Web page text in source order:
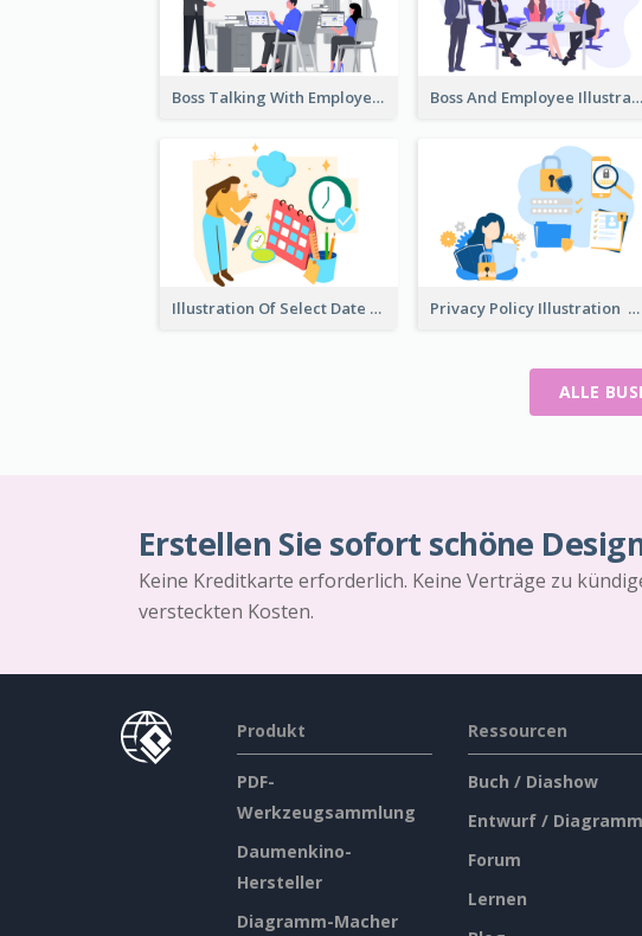
Boss Talking With Employee Illustration Boss And Employee Illustration
Illustration Of Select Date & Time Privacy Policy Illustration
ALLE
Erstellen Sie sofort schöne
Keine Kreditkarte erforderlich. Keine Verträge zu
versteckten Kosten.
Produkt
PDF-
Werkzeugsammlung
Daumenkino-
Hersteller
Diagramm-Macher
Ressourcen
Buch / Diashow
Entwurf / Diagramm
Forum
Lernen